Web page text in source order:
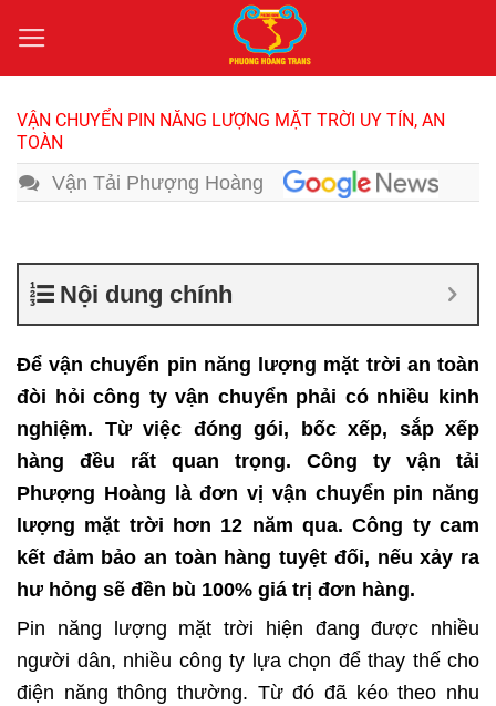
qua
nội
dung
VẬN CHUYỂN PIN NĂNG LƯỢNG MẶT TRỜI UY TÍN, AN
TOÀN
Vận Tải Phượng Hoàng
Nội dung chính
Để vận chuyển pin năng lượng mặt trời an toàn
đòi hỏi công ty vận chuyển phải có nhiều kinh
nghiệm. Từ việc đóng gói, bốc xếp, sắp xếp
hàng đều rất quan trọng. Công ty vận tải
Phượng Hoàng là đơn vị vận chuyển pin năng
lượng mặt trời hơn 12 năm qua. Công ty cam
kết đảm bảo an toàn hàng tuyệt đối, nếu xảy ra
hư hỏng sẽ đền bù 100% giá trị đơn hàng.
Pin năng lượng mặt trời hiện đang được nhiều
người dân, nhiều công ty lựa chọn để thay thế cho
điện năng thông thường. Từ đó đã kéo theo nhu